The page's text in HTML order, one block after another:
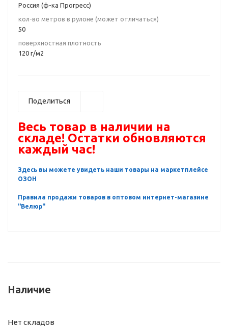
Россия (ф-ка Прогресс)
кол-во метров в рулоне (может отличаться)
50
поверхностная плотность
120 г/м2
Поделиться
Весь товар в наличии на
складе! Остатки обновляются
каждый час!
Здесь вы можете увидеть наши товары на маркетплейсе
ОЗОН
Правила продажи товаров в оптовом интернет-магазине
"Велюр"
Наличие
Нет складов